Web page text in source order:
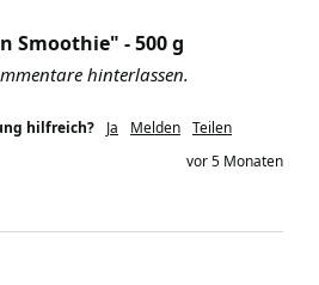
Smoothie" - 500 g
hinterlassen.
hilfreich? Ja Melden Teilen
vor 5 Monaten